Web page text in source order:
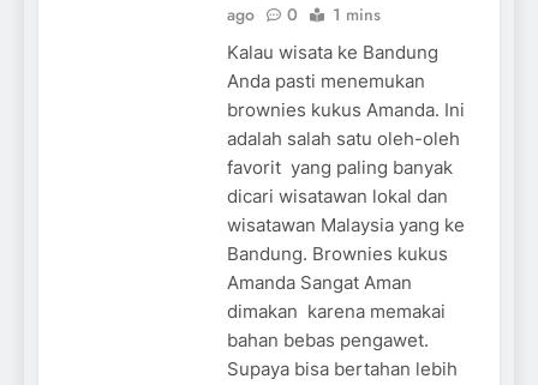
ago
0 1 mins
Kalau wisata ke Bandung
Anda pasti menemukan
brownies kukus Amanda. Ini
adalah salah satu oleh-oleh
favorit yang paling banyak
dicari wisatawan lokal dan
wisatawan Malaysia yang ke
Bandung. Brownies kukus
Amanda Sangat Aman
dimakan karena memakai
bahan bebas pengawet.
Supaya bisa bertahan lebih